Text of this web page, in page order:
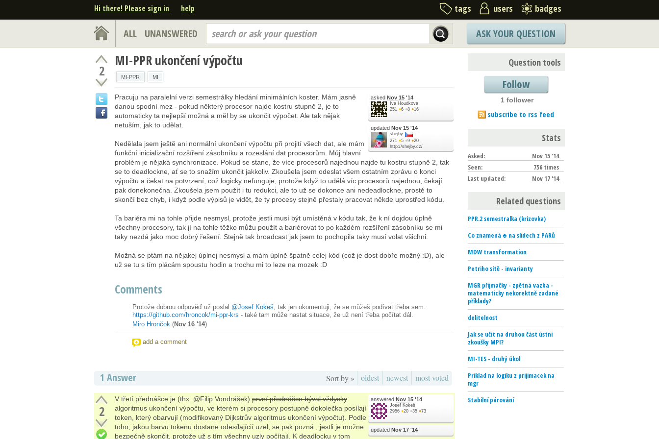
Hi there! Please sign in help tags users badges
ALL UNANSWERED ASK YOUR QUESTION
search or ask your question
2
MI-PPR ukončení výpočtu
MI-PPR MI
asked Nov 15 '14
Iva Houdková
251 ●6 ●8 ●16
updated Nov 15 '14
shejby
271 ●5 ●9 ●20
http://shejby.cz/
Pracuju na paralelní verzi semestrálky hledání minimálních koster. Mám jasně
danou spodní mez - pokud některý procesor najde kostru stupně 2, je to
automaticky ta nejlepší možná a měl by se ukončit výpočet. Ale tak nějak
netuším, jak to udělat.
Nedělala jsem ještě ani normální ukončení výpočtu při projití všech dat, ale mám
funkční inicializační rozšíření zásobníku a rozeslání dat procesorům. Můj hlavní
problém je nějaká synchronizace. Pokud se stane, že více procesorů najednou najde tu kostru stupně 2, tak
se to deadlockne, ať se to snažím ukončit jakkoliv. Zkoušela jsem odeslat všem ostatním zprávu o konci
výpočtu a čekat na potvrzení, což logicky nefunguje, protože když to udělá víc procesorů najednou, čekají
pak donekonečna. Zkoušela jsem použít i tu redukci, ale to už se dokonce ani nedeadlockne, prostě to
skončí bez chyb, i když podle výpisů je vidět, že ty procesy stejně přestaly pracovat někde uprostřed kódu.
Ta bariéra mi na tohle přijde nesmysl, protože jestli musí být umístěná v kódu tak, že k ní dojdou úplně
všechny procesory, tak jí na tohle těžko můžu použít a bariérovat to po každém rozšíření zásobníku se mi
taky nezdá jako moc dobrý řešení. Stejně tak broadcast jak jsem to pochopila taky musí volat všichni.
Možná se ptám na nějakej úplnej nesmysl a mám úplně špatně celej kód (což je dost dobře možný :D), ale
už se tu s tím plácám spoustu hodin a trochu mi to leze na mozek :D
Comments
Protože dobrou odpověď už poslal @Josef Kokeš, tak jen okomentuji, že se můžeš podívat třeba sem:
https://github.com/hroncok/mi-ppr-krs - také tam může nastat situace, že už není třeba počítat dál.
Miro Hrončok (Nov 16 '14)
add a comment
1 Answer Sort by » oldest newest most voted
2
answered Nov 15 '14
Josef Kokeš
2956 ●20 ●35 ●73
updated Nov 17 '14
V třetí přednášce je (thx. @Filip Vondrášek) první přednášce býval vždycky
algoritmus ukončení výpočtu, ve kterém si procesory postupně dokolečka posílají
token, který obarvují (modifikovaný Dijkstrův algoritmus ukončení výpočtu). Podle
toho, jakou barvu tokenu dostane odesílajícií uzel, se pak pozná , jestli je možne
bezpečně skončit, protože už s tím všechny uzly počítají. K deadlocku v tom
Question tools
Follow
1 follower
subscribe to rss feed
Stats
Asked:
Nov 15 '14
Seen:
756 times
Last updated:
Nov 17 '14
Related questions
PPR.2 semestralka (krizovka)
Co znamená ♣ na slidech z PARů
MDW transformation
Petriho sítě - invarianty
MGR příjmačky - zpětná vazba -
matematicky nekorektně zadané
příklady?
delitelnost
Jak se učit na druhou část ústní
zkoušky MPI?
MI-TES - druhý úkol
Priklad na logiku z prijimacek na
mgr
Stabilní párování